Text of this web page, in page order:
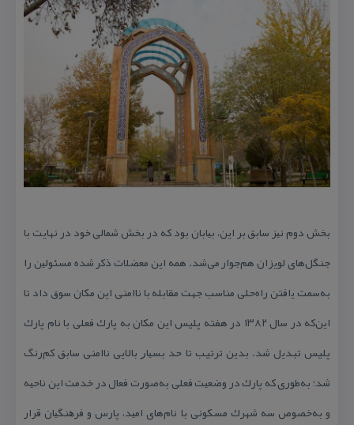
بخش دوم ﻧﻴﺰ سابق بر اﻳﻦ، ﺑﻴﺎبان بود كه در بخش شمالی خود در نهایت با
جنگل‌های لوﻳزان هم‌جوار می‌شد. همه‌ اﻳﻦ معضلات ذكر شده مسئوﻟﻴﻦ را
به‌سمت ﻳافتن راه‌حلی مناسب جهت مقابله با نا‌امنی اﻳﻦ مكان سوق داد تا
این‌كه در سال ۱۳۸۲ در هفته‌ پلیس اﻳﻦ مكان به پارك فعلی با نام پارك
پلیس تبدﻳل شد. بدین ترتیب تا حد ﺑﺴﻴﺎﺭ بالاﻳﻰ ناامنی سابق كم‌رنگ
شد؛ به‌طوری كه پارك در وﺿﻌﻴﺖ فعلی به‌صورت فعال در خدمت اﻳﻦ ناﺣﻴﻪ
و به‌خصوص سه شهرك مسكونی با نام‌های اﻣﻴﺪ، پارس و فرﻫﻨﮕﻴﺎن قرار